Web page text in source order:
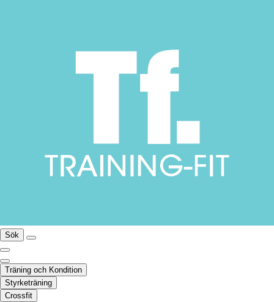
Sök
Träning och Kondition
Styrketräning
Crossfit